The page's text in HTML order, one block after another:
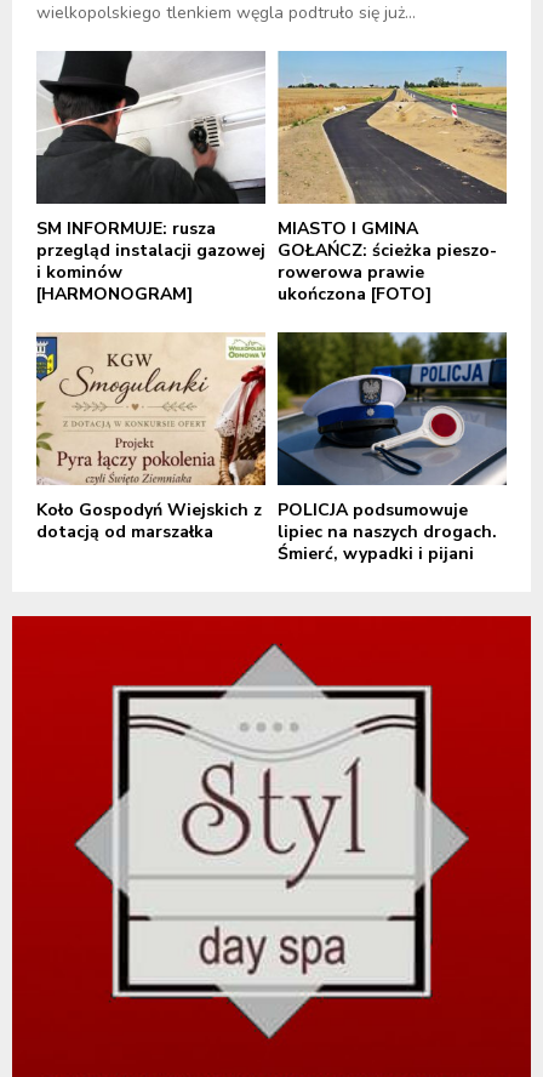
wielkopolskiego tlenkiem węgla podtruło się już...
SM INFORMUJE: rusza
przegląd instalacji gazowej
i kominów
[HARMONOGRAM]
MIASTO I GMINA
GOŁAŃCZ: ścieżka pieszo-
rowerowa prawie
ukończona [FOTO]
Koło Gospodyń Wiejskich z
dotacją od marszałka
POLICJA podsumowuje
lipiec na naszych drogach.
Śmierć, wypadki i pijani